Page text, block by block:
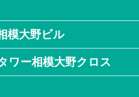
模大野ビル
ワー相模大野クロス